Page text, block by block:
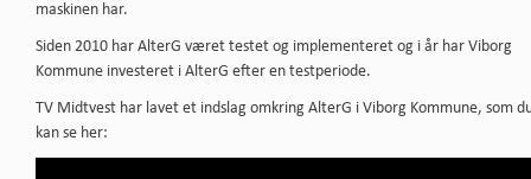
maskinen har.
Siden 2010 har AlterG været testet og implementeret og i år har Viborg
Kommune investeret i AlterG efter en testperiode.
TV Midtvest har lavet et indslag omkring AlterG i Viborg Kommune, som
kan se her: